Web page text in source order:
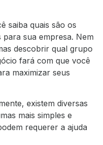
saiba quais são os
para sua empresa. Nem
descobrir qual grupo
fará com que você
maximizar seus
existem diversas
mais simples e
requerer a ajuda